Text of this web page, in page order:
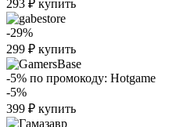
293 ₽ купить
-29%
299 ₽ купить
-5% по промокоду: Hotgame
-5%
399 ₽ купить